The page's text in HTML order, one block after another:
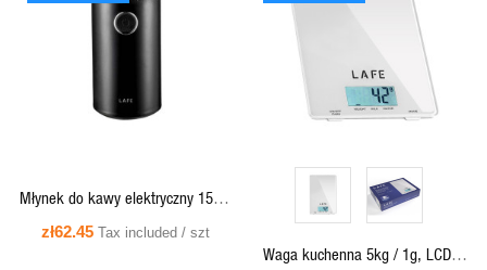
QUICK VIEW
Młynek do kawy elektryczny 150W
- Lafe GrindMaster
zł62.45 Tax included / szt
Waga kuchenna 5kg / 1g, LCD -